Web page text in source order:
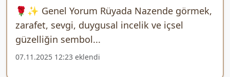
🌹✨ Genel Yorum Rüyada Nazende görmek,
zarafet, sevgi, duygusal incelik ve içsel
güzelliğin sembol...
07.11.2025 12:23 eklendi